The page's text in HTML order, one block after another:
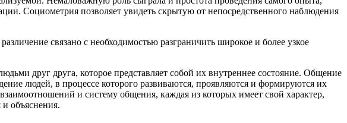
Социометрия позволяет увидеть скрытую от непосредственного наблюдения
связано с необходимостью разграничить широкое и более узкое
друг друга, которое представляет собой их внутреннее состояние. Общение
людей, в процессе которого развиваются, проявляются и формируются их
и систему общения, каждая из которых имеет свой характер,
и объяснения.